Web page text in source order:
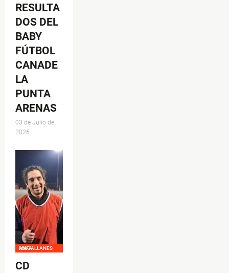
RESULTA
DOS DEL
BABY
FÚTBOL
CANADE
LA
PUNTA
ARENAS
03 de Julio de
2026
ANFA MAGALLANES
CD